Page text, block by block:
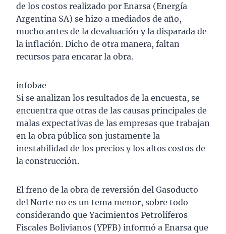
de los costos realizado por Enarsa (Energía
Argentina SA) se hizo a mediados de año,
mucho antes de la devaluación y la disparada de
la inflación. Dicho de otra manera, faltan
recursos para encarar la obra.
infobae
Si se analizan los resultados de la encuesta, se
encuentra que otras de las causas principales de
malas expectativas de las empresas que trabajan
en la obra pública son justamente la
inestabilidad de los precios y los altos costos de
la construcción.
El freno de la obra de reversión del Gasoducto
del Norte no es un tema menor, sobre todo
considerando que Yacimientos Petrolíferos
Fiscales Bolivianos (YPFB) informó a Enarsa que